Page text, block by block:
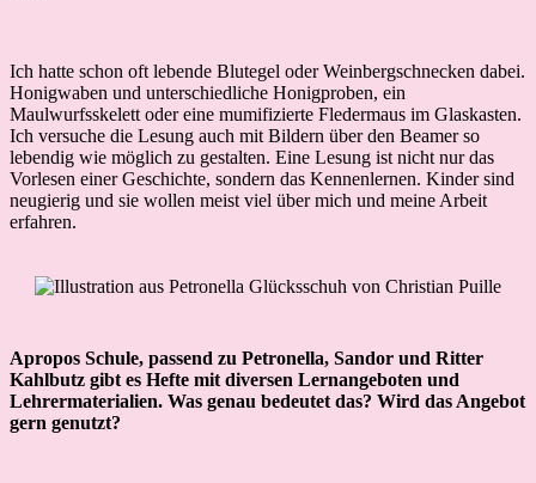
Ich hatte schon oft lebende Blutegel oder Weinbergschnecken dabei.
Honigwaben und unterschiedliche Honigproben, ein
Maulwurfsskelett oder eine mumifizierte Fledermaus im Glaskasten.
Ich versuche die Lesung auch mit Bildern über den Beamer so
lebendig wie möglich zu gestalten. Eine Lesung ist nicht nur das
Vorlesen einer Geschichte, sondern das Kennenlernen. Kinder sind
neugierig und sie wollen meist viel über mich und meine Arbeit
erfahren.
Apropos Schule, passend zu Petronella, Sandor und Ritter
Kahlbutz gibt es Hefte mit diversen Lernangeboten und
Lehrermaterialien. Was genau bedeutet das? Wird das Angebot
gern genutzt?